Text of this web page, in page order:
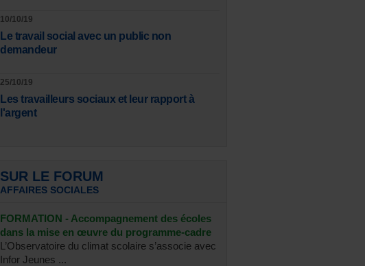
10/10/19
Le travail social avec un public non
demandeur
25/10/19
Les travailleurs sociaux et leur rapport à
l'argent
SUR LE FORUM
AFFAIRES SOCIALES
FORMATION - Accompagnement des écoles
dans la mise en œuvre du programme-cadre
L’Observatoire du climat scolaire s’associe avec
Infor Jeunes ...